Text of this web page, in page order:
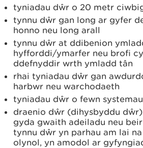
tyniadau dŵr o 20 metr
tynnu dŵr gan long ar gyfer
honno neu long arall
tynnu dŵr at ddibenion
hyfforddi/ymarfer neu brofi
ddefnyddir wrth ymladd tân
rhai tyniadau dŵr gan
harbwr neu warchodaeth
tyniadau dŵr o fewn
draenio dŵr (dihysbyddu
gyda gwaith adeiladu neu
tynnu dŵr yn parhau am lai
olynol, yn amodol ar